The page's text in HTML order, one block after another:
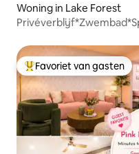
Woning in Lake Forest
Topfavoriet van gasten
Favoriet van gasten